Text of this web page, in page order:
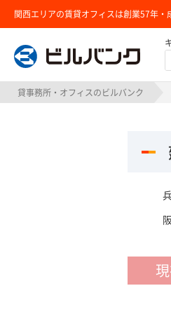
関西エリアの賃貸オフィスは創業57年
ビル
貸事務所・オフィスのビルバンク